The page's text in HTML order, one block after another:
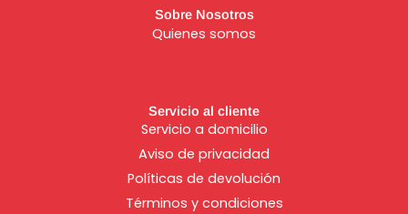
Sobre Nosotros
Quienes somos
Servicio al cliente
Servicio a domicilio
Aviso de privacidad
Políticas de devolución
Términos y condiciones